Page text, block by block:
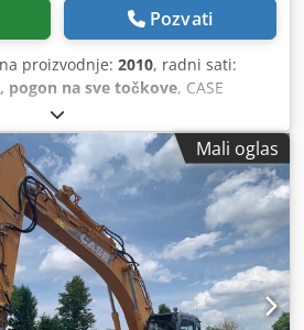
Pozvati
proizvodnje: 2010, radni sati:
pogon na sve točkove, CASE
(Hidraulični bager) Broj tipskog
motora: Case Snaga motora:
h Dozvoljena ukupna masa: 18000
8,19 m Širina za transport: 1,91 m
m Boja: Žuta - Upravljanje
Kamera Crsdpfxozripce An Uef
podršku i u oblasti
naših partnera. Sve
Podložno greškama i
Mali oglas